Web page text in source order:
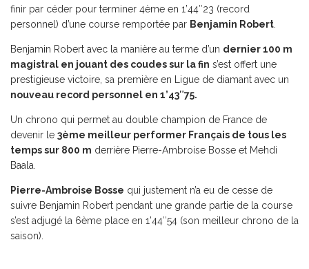
finir par céder pour terminer 4ème en 1’44″23 (record
personnel) d’une course remportée par Benjamin Robert
Benjamin Robert avec la manière au terme d’un dernier 100 m
magistral en jouant des coudes sur la fin s’est offert une
prestigieuse victoire, sa première en Ligue de diamant avec un
nouveau record personnel en 1’43″75.
Un chrono qui permet au double champion de France de
devenir le 3ème meilleur performer Français de tous les
temps sur 800 m derrière Pierre-Ambroise Bosse et Mehdi
Baala.
Pierre-Ambroise Bosse qui justement n’a eu de cesse de
suivre Benjamin Robert pendant une grande partie de la course
s’est adjugé la 6ème place en 1’44″54 (son meilleur chrono de la
saison).